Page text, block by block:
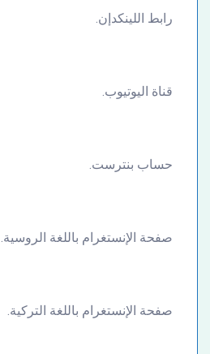
رابط اللينكدإن.
قناة اليوتيوب.
حساب بنترست.
صفحة الإنستغرام باللغة الروسية.
صفحة الإنستغرام باللغة التركية.